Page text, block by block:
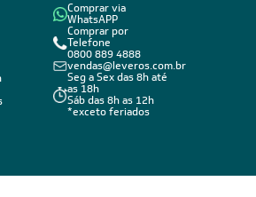
Comprar via
WhatsAPP
Comprar por
Telefone
0800 889 4888
vendas@leveros.com.br
Seg a Sex das 8h até
as 18h
Sáb das 8h as 12h
*exceto feriados